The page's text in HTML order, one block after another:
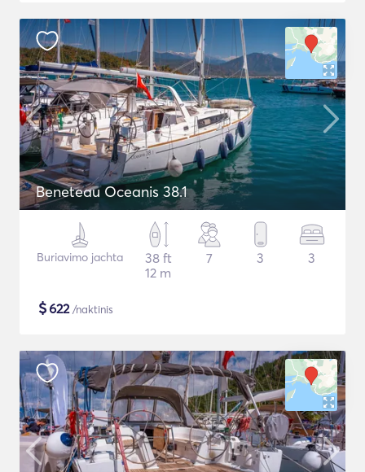
Beneteau Oceanis 38.1
Buriavimo jachta
38 ft
12 m
7 3 3
$622/naktinis